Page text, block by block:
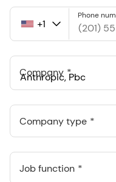
United
+1
Phone
Company
Anthropic, PBC
548 Market St Pmb 90375,
Company type
Job function